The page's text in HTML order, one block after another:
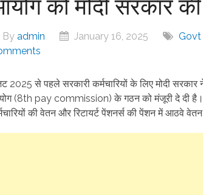
By admin January 16, 2025 Govt
2025 से पहले सरकारी कर्मचारियों के लिए मोदी
(8th pay commission) के गठन को मंजूरी दे दी
की वेतन और रिटायर्ट पेंशनर्स की पेंशन में आठवे